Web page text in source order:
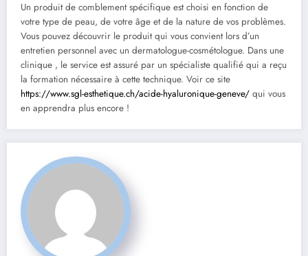
Un produit de comblement spécifique est choisi en fonction de
votre type de peau, de votre âge et de la nature de vos problèmes.
Vous pouvez découvrir le produit qui vous convient lors d’un
entretien personnel avec un dermatologue-cosmétologue. Dans une
clinique , le service est assuré par un spécialiste qualifié qui a reçu
la formation nécessaire à cette technique. Voir ce site
https://www.sgl-esthetique.ch/acide-hyaluronique-geneve/ qui vous
en apprendra plus encore !